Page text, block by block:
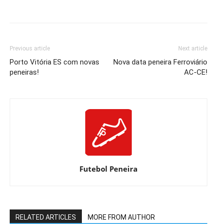
Previous article
Porto Vitória ES com novas
peneiras!
Next article
Nova data peneira Ferroviário
AC-CE!
Futebol Peneira
RELATED ARTICLES MORE FROM AUTHOR